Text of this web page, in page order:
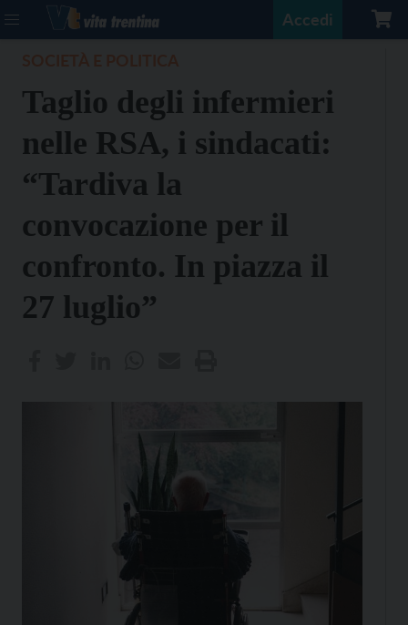
Accedi
Taglio degli infermieri
nelle RSA, i sindacati:
“Tardiva la
convocazione per il
confronto. In piazza il
27 luglio”